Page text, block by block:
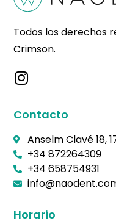
Todos los derechos
Crimson.
Contacto
Anselm Clavé 18,
+34 872264309
+34 658754931
Horario